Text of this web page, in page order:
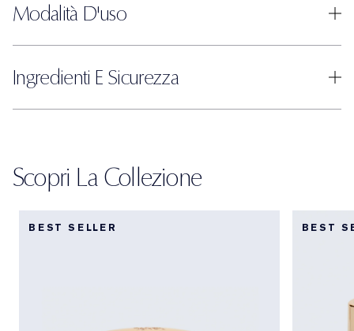
Modalità D'uso
Ingredienti E Sicurezza
Scopri La Collezione
BEST SELLER BEST